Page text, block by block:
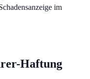
im
Haftung